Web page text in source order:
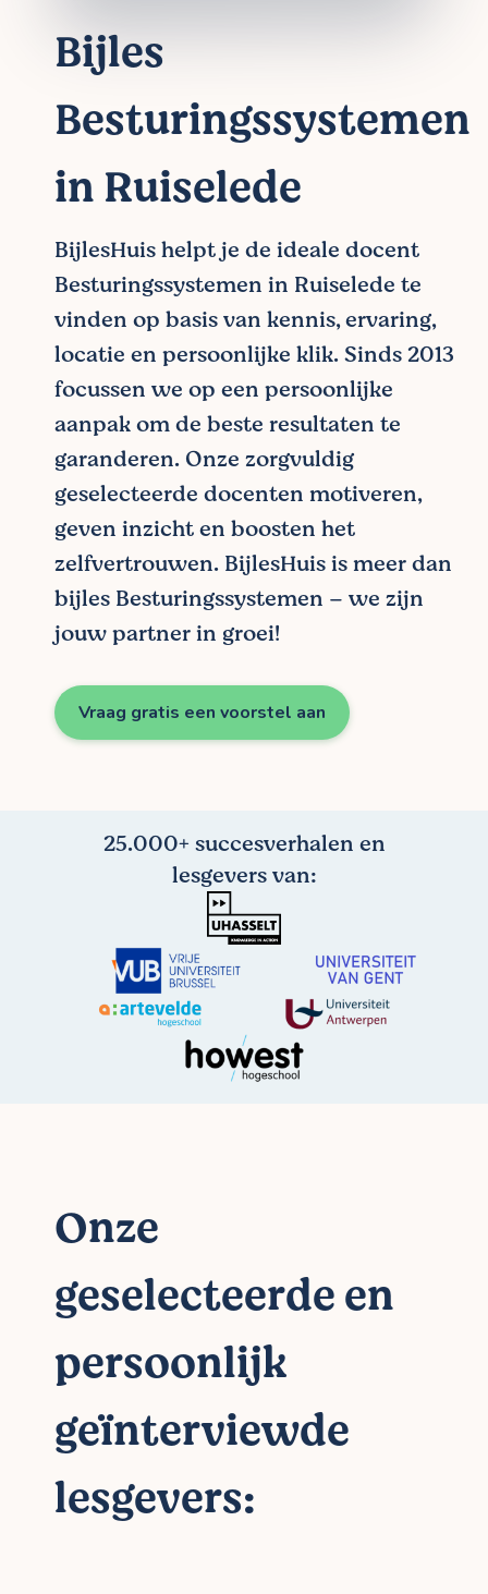
Bijles
Besturingssystemen
in Ruiselede
BijlesHuis helpt je de ideale docent
Besturingssystemen in Ruiselede te
vinden op basis van kennis, ervaring,
locatie en persoonlijke klik. Sinds 2013
focussen we op een persoonlijke
aanpak om de beste resultaten te
garanderen. Onze zorgvuldig
geselecteerde docenten motiveren,
geven inzicht en boosten het
zelfvertrouwen. BijlesHuis is meer dan
bijles Besturingssystemen – we zijn
jouw partner in groei!
Vraag gratis een voorstel aan
25.000+ succesverhalen en
lesgevers van:
Onze
geselecteerde en
persoonlijk
geïnterviewde
lesgevers: